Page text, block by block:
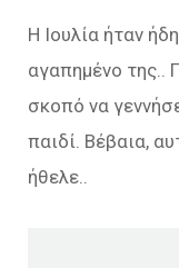
Η Ιουλία ήταν
αγαπημένο της..
σκοπό να
παιδί. Βέβαια,
ήθελε..